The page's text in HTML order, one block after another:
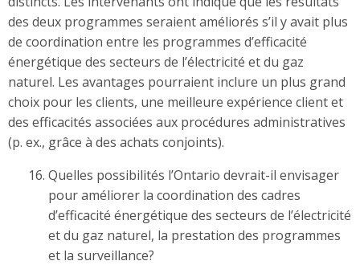
des deux programmes seraient améliorés s’il y avait plus
de coordination entre les programmes d’efficacité
énergétique des secteurs de l’électricité et du gaz
naturel. Les avantages pourraient inclure un plus grand
choix pour les clients, une meilleure expérience client et
des efficacités associées aux procédures administratives
(p. ex., grâce à des achats conjoints).
Quelles possibilités l’Ontario devrait-il envisager
pour améliorer la coordination des cadres
d’efficacité énergétique des secteurs de l’électricité
et du gaz naturel, la prestation des programmes
et la surveillance?